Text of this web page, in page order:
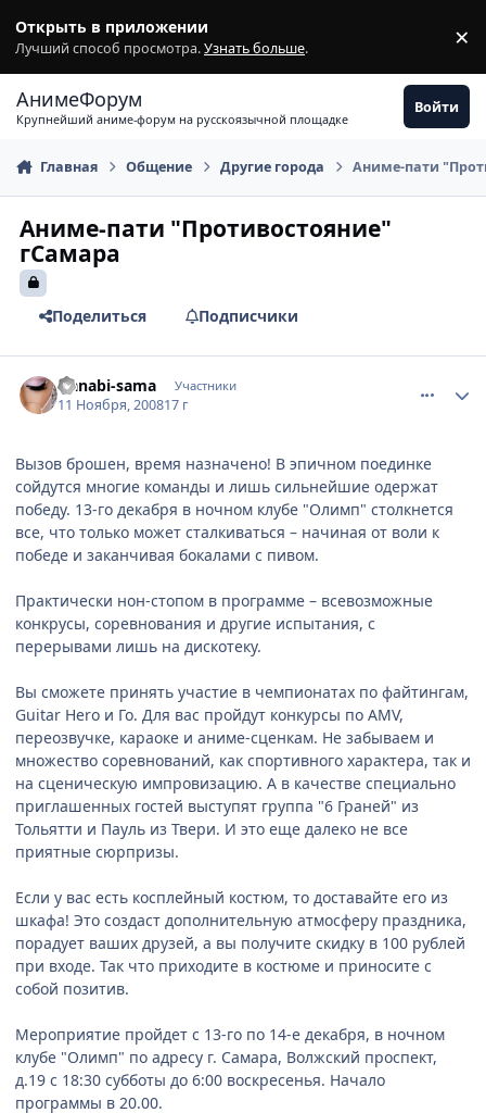
Открыть в приложении
Лучший способ просмотра.Узнать больше. ×
АнимеФорум
Крупнейший аниме-форум на русскоязычной площадке
Войти
Главная Общение Другие города Аниме-пати
Аниме-пати "Противостояние"
гСамара
Поделиться Подписчики
Hanabi-sama Участники
11 Ноября, 200817 г
Вызов брошен, время назначено! В эпичном поединке
сойдутся многие команды и лишь сильнейшие одержат
победу. 13-го декабря в ночном клубе "Олимп" столкнется
все, что только может сталкиваться – начиная от воли к
победе и заканчивая бокалами с пивом.
Практически нон-стопом в программе – всевозможные
конкрусы, соревнования и другие испытания, с
перерывами лишь на дискотеку.
Вы сможете принять участие в чемпионатах по файтингам,
Guitar Hero и Го. Для вас пройдут конкурсы по AMV,
переозвучке, караоке и аниме-сценкам. Не забываем и
множество соревнований, как спортивного характера, так и
на сценическую импровизацию. А в качестве специально
приглашенных гостей выступят группа "6 Граней" из
Тольятти и Пауль из Твери. И это еще далеко не все
приятные сюрпризы.
Если у вас есть косплейный костюм, то доставайте его из
шкафа! Это создаст дополнительную атмосферу праздника,
порадует ваших друзей, а вы получите скидку в 100 рублей
при входе. Так что приходите в костюме и приносите с
собой позитив.
Мероприятие пройдет с 13-го по 14-е декабря, в ночном
клубе "Олимп" по адресу г. Самара, Волжский проспект,
д.19 с 18:30 субботы до 6:00 воскресенья. Начало
программы в 20.00.